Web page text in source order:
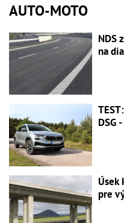
AUTO-MOTO
NDS
na
DSG
Úsek
pre